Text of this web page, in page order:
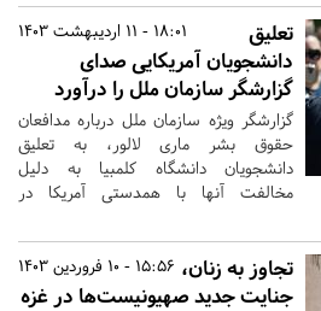
18:01 - 11 اردیبهشت 1403
تعلیق
دانشجویان آمریکایی صدای
گزارشگر سازمان ملل را درآورد
گزارشگر ویژه سازمان ملل درباره مدافعان
حقوق بشر ماری لالور، به تعلیق
دانشجویان دانشگاه کلمبیا به دلیل
مخالفت آنها با همدستی آمریکا در
15:56 - 10 فروردین 1403 تجاوز به زنان،
جنایت جدید صهیونیست‌ها در غزه